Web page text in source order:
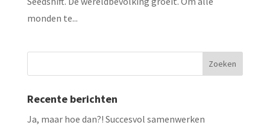
monden te...
Recente berichten
Ja, maar hoe dan?! Succesvol samenwerken